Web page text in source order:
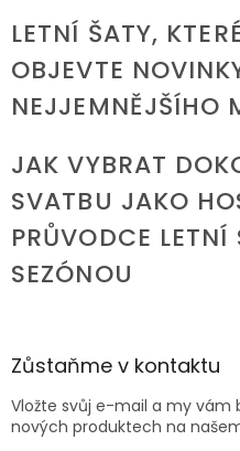
LETNÍ ŠATY,
OBJEVTE
NEJJEMNĚJŠÍHO
JAK VYBRAT
SVATBU JAKO
PRŮVODCE LETNÍ
SEZÓNOU
Zůstaňme v kontaktu
Vložte svůj e-mail a my
nových produktech na